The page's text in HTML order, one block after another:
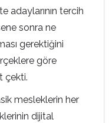
adaylarının tercih
sonra ne
gerektiğini
göre
çekti.
mesleklerin her
dijital